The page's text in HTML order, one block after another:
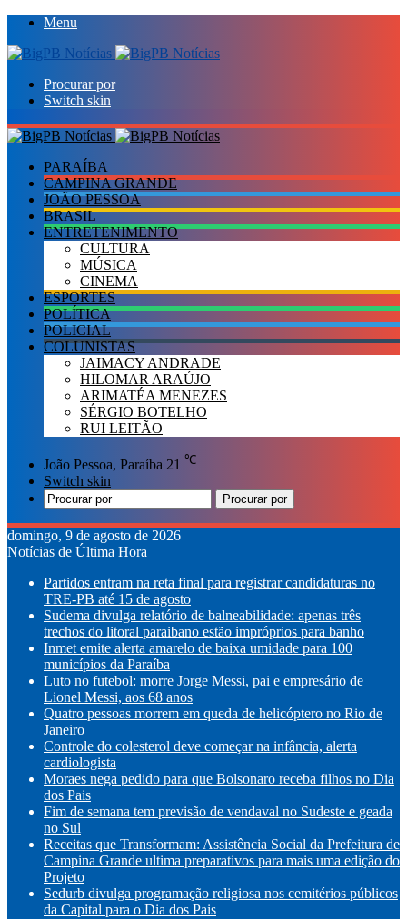
Menu
Procurar por
Switch skin
PARAÍBA
CAMPINA GRANDE
JOÃO PESSOA
BRASIL
ENTRETENIMENTO
CULTURA
MÚSICA
CINEMA
ESPORTES
POLÍTICA
POLICIAL
COLUNISTAS
JAIMACY ANDRADE
HILOMAR ARAÚJO
ARIMATÉA MENEZES
SÉRGIO BOTELHO
RUI LEITÃO
João Pessoa, Paraíba 21 ℃
Switch skin
Procurar por
domingo, 9 de agosto de 2026
Notícias de Última Hora
Partidos entram na reta final para registrar candidaturas no
TRE-PB até 15 de agosto
Sudema divulga relatório de balneabilidade: apenas três
trechos do litoral paraibano estão impróprios para banho
Inmet emite alerta amarelo de baixa umidade para 100
municípios da Paraíba
Luto no futebol: morre Jorge Messi, pai e empresário de
Lionel Messi, aos 68 anos
Quatro pessoas morrem em queda de helicóptero no Rio de
Janeiro
Controle do colesterol deve começar na infância, alerta
cardiologista
Moraes nega pedido para que Bolsonaro receba filhos no Dia
dos Pais
Fim de semana tem previsão de vendaval no Sudeste e geada
no Sul
Receitas que Transformam: Assistência Social da Prefeitura de
Campina Grande ultima preparativos para mais uma edição do
Projeto
Sedurb divulga programação religiosa nos cemitérios públicos
da Capital para o Dia dos Pais